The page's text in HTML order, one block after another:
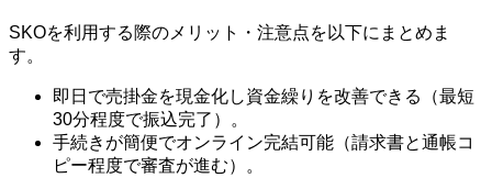
SKOを利用する際のメリット・注意点を以下にまとめま
す。
即日で売掛金を現金化し資金繰りを改善できる（最短
30分程度で振込完了）。
手続きが簡便でオンライン完結可能（請求書と通帳コ
ピー程度で審査が進む）。